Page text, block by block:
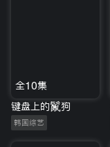
全10集
键盘上的鬣狗
韩国综艺